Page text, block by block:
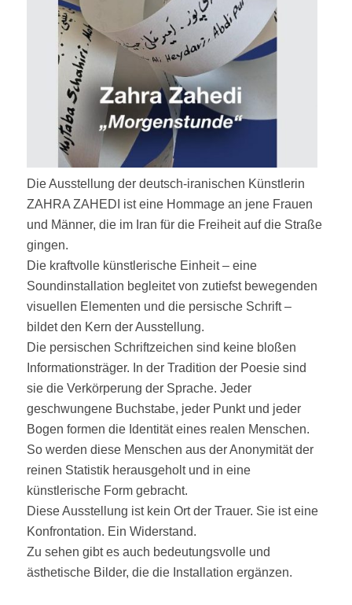
Die Ausstellung der deutsch-iranischen Künstlerin
ZAHRA ZAHEDI ist eine Hommage an jene Frauen
und Männer, die im Iran für die Freiheit auf die Straße
gingen.
Die kraftvolle künstlerische Einheit – eine
Soundinstallation begleitet von zutiefst bewegenden
visuellen Elementen und die persische Schrift –
bildet den Kern der Ausstellung.
Die persischen Schriftzeichen sind keine bloßen
Informationsträger. In der Tradition der Poesie sind
sie die Verkörperung der Sprache. Jeder
geschwungene Buchstabe, jeder Punkt und jeder
Bogen formen die Identität eines realen Menschen.
So werden diese Menschen aus der Anonymität der
reinen Statistik herausgeholt und in eine
künstlerische Form gebracht.
Diese Ausstellung ist kein Ort der Trauer. Sie ist eine
Konfrontation. Ein Widerstand.
Zu sehen gibt es auch bedeutungsvolle und
ästhetische Bilder, die die Installation ergänzen.